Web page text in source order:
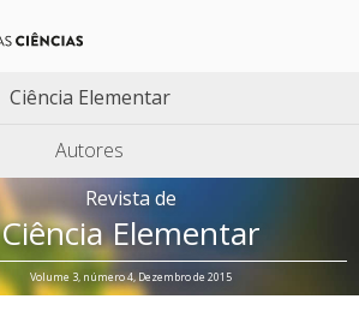
Ciência Elementar
Autores
Revista de
Ciência Elementar
Volume 3, número 4, Dezembro de 2015